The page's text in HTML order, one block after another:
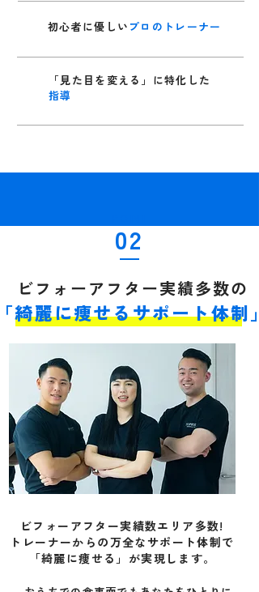
初心者に優しい プロのトレーナー
​「見た目を変える」に特化した
指導
02
ビフォーアフター実績多数の
綺麗に痩せるサポート​体制 」
ビフォーアフター実績数エリア多数​!
トレーナーからの万全なサポート体制で
「綺麗に痩せる」が実現します。